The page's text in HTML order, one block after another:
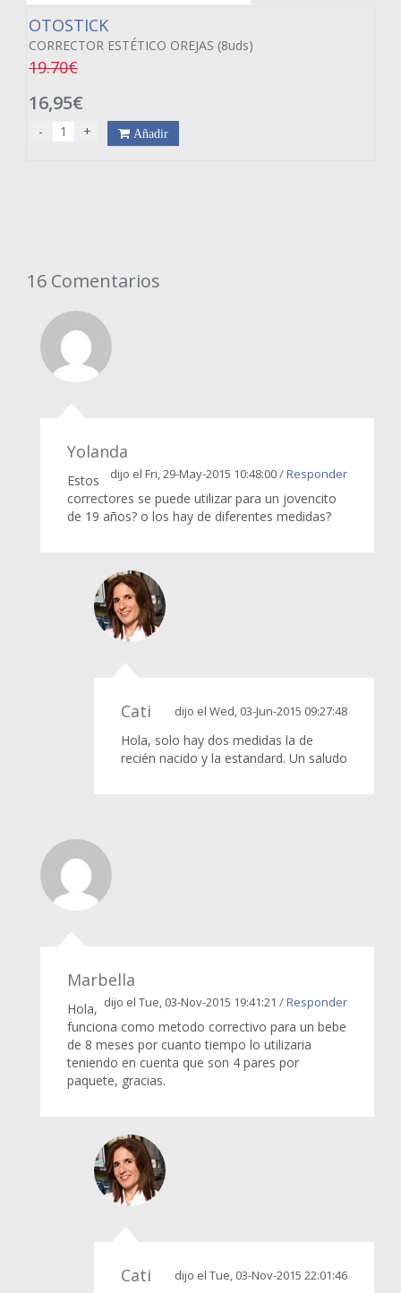
OTOSTICK
CORRECTOR ESTÉTICO OREJAS (8uds)
19.70€
16,95€
- + Añadir
16 Comentarios
Yolanda
dijo el Fri, 29-May-2015 10:48:00/ Responder
Estos
correctores se puede utilizar para un jovencito
de 19 años? o los hay de diferentes medidas?
Cati dijo el Wed, 03-Jun-2015 09:27:48
Hola, solo hay dos medidas la de
recién nacido y la estandard. Un saludo
Marbella
dijo el Tue, 03-Nov-2015 19:41:21 / Responder
Hola,
funciona como metodo correctivo para un bebe
de 8 meses por cuanto tiempo lo utilizaria
teniendo en cuenta que son 4 pares por
paquete, gracias.
Cati dijo el Tue, 03-Nov-2015 22:01:46